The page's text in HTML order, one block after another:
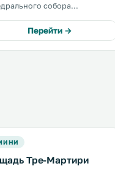
собора
уникально оформленные
с кондиционером и
оборудованной мини-
Перейти →
Тре-Мартири